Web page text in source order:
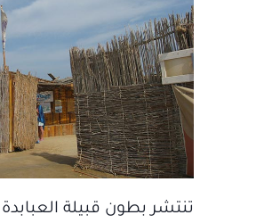
تنتشر بطون قبيلة